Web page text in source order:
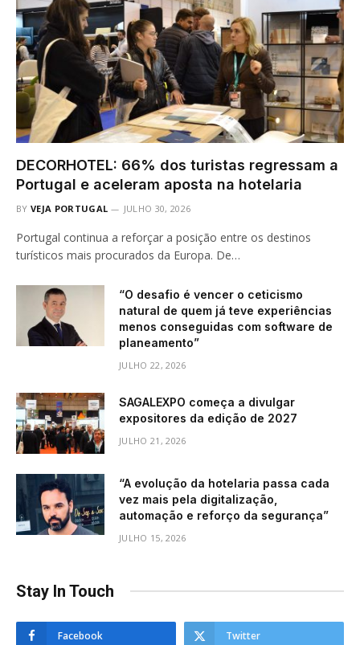
DECORHOTEL: 66% dos turistas regressam a
Portugal e aceleram aposta na hotelaria
BY VEJA PORTUGAL JULHO 30, 2026
Portugal continua a reforçar a posição entre os destinos
turísticos mais procurados da Europa. De…
“O desafio é vencer o ceticismo
natural de quem já teve experiências
menos conseguidas com software de
planeamento”
JULHO 22, 2026
SAGALEXPO começa a divulgar
expositores da edição de 2027
JULHO 21, 2026
“A evolução da hotelaria passa cada
vez mais pela digitalização,
automação e reforço da segurança”
JULHO 15, 2026
Stay In Touch
Facebook Twitter